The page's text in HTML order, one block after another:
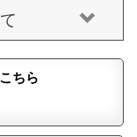
ちら